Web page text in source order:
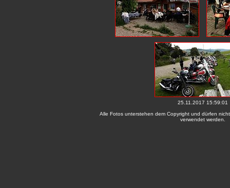
25.11.2017 15:59:01
Alle Fotos unterstehen dem Copyright und dürfen
verwendet werden.